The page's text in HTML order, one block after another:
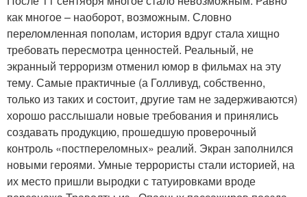
как многое – наоборот, возможным. Словно
переломленная пополам, история вдруг стала хищно
требовать пересмотра ценностей. Реальный, не
экранный терроризм отменил юмор в фильмах на эту
тему. Самые практичные (а Голливуд, собственно,
только из таких и состоит, другие там не задерживаются)
хорошо расслышали новые требования и принялись
создавать продукцию, прошедшую проверочный
контроль «постпереломных» реалий. Экран заполнился
новыми героями. Умные террористы стали историей, на
их место пришли выродки с татуировками вроде